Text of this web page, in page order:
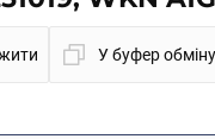
У буфер обміну